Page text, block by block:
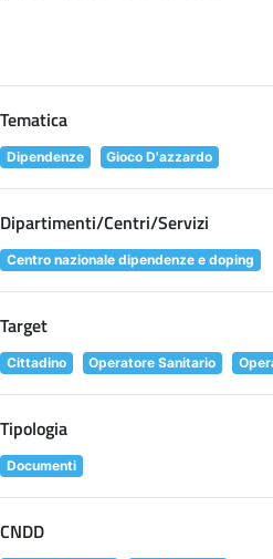
Tematica
Dipendenze Gioco D'azzardo
Dipartimenti/Centri/Servizi
Centro nazionale dipendenze e doping
Target
Cittadino Operatore Sanitario
Tipologia
Documenti
CNDD